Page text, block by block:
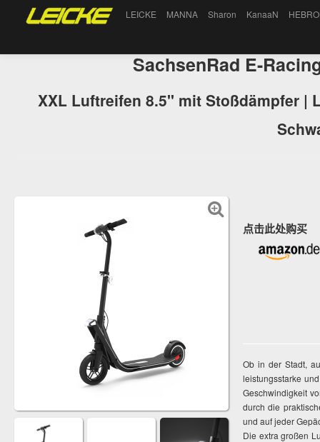
LEICKE MANNA Sharon KanaaN
SachsenRad E-
XXL Luftreifen 8.5" mit Stoßdämpfer |
点击此处购买
Ob in der Stadt,
leistungsstarke
Geschwindigkeit
durch die
und auf jeder
Die extra großen